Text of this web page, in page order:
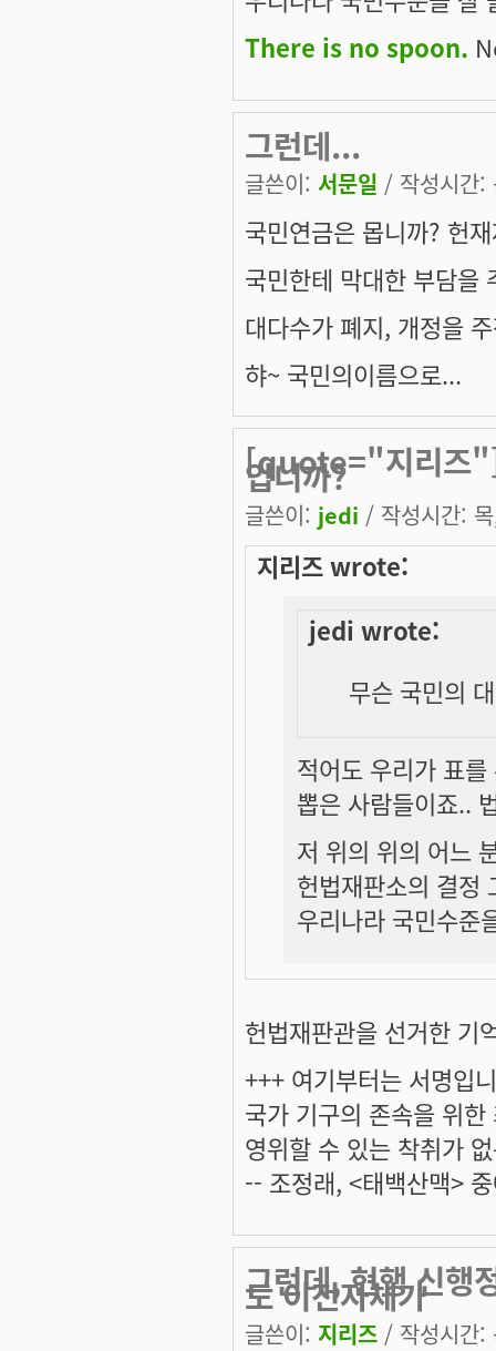
There is no spoon.
그런데...
글쓴이: 서문일 / 작성시간
국민연금은 몹니까? 헌
국민한테 막대한 부담을
대다수가 폐지, 개정을
햐~ 국민의이름으로...
[quote="지리즈
입니까?
글쓴이: jedi / 작성시간:
지리즈 wrote:
jedi wrote:
무슨 국민의
적어도 우리가 표
뽑은 사람들이죠..
저 위의 위의 어느
헌법재판소의 결정
우리나라 국민수준
헌법재판관을 선거한 기
+++ 여기부터는 서명입
국가 기구의 존속을 위
영위할 수 있는 착취가
-- 조정래, <태백산맥>
그런데, 현행 신행
도 이전자체가
글쓴이: 지리즈 / 작성시간